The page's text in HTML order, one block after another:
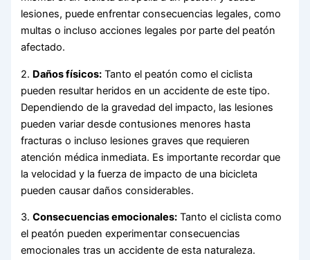
lesiones, puede enfrentar consecuencias legales, como
multas o incluso acciones legales por parte del peatón
afectado.
2. Daños físicos: Tanto el peatón como el ciclista
pueden resultar heridos en un accidente de este tipo.
Dependiendo de la gravedad del impacto, las lesiones
pueden variar desde contusiones menores hasta
fracturas o incluso lesiones graves que requieren
atención médica inmediata. Es importante recordar que
la velocidad y la fuerza de impacto de una bicicleta
pueden causar daños considerables.
3.Consecuencias emocionales: Tanto el ciclista como
el peatón pueden experimentar consecuencias
emocionales tras un accidente de esta naturaleza.